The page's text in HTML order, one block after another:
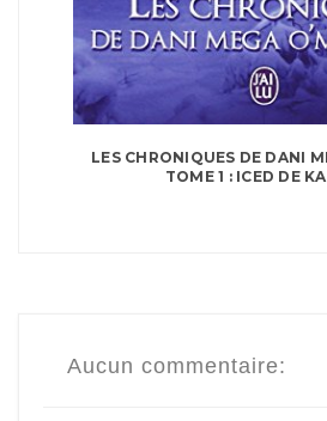
LES CHRONIQUES DE DANI
TOME 1 : ICED DE
Aucun commentaire: